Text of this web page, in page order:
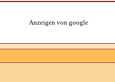
Anzeigen von google